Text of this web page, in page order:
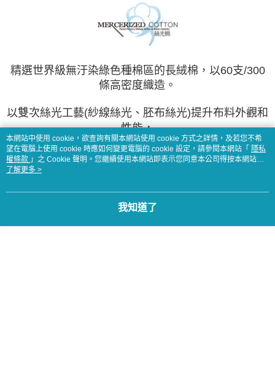
精選世界級無汙染綠色種棉區的長絨棉，以60支/300
條高密度織造。
以雙次絲光工藝(紗線絲光、胚布絲光)提升布料外觀和
性能，
雙絲光比單絲光色澤更加亮麗、飽滿，布料強度提升
本網站中使用 cookie，欲查詢有關本網站使用 cookie 方式之詳情，及若您不希
望在電腦上使用 cookie 時應如何變更電腦的 cookie 設定，請參閱本網站「 隱私
權條款 」之 Cookie 聲明。您繼續使用本網站即表示您同意本公司得按本網站使
用條款之 Cookie 聲明使用 cookie。
了解更多 >
我知道了